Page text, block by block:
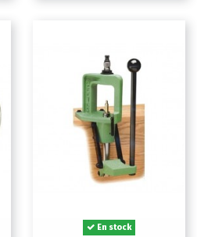
En stock